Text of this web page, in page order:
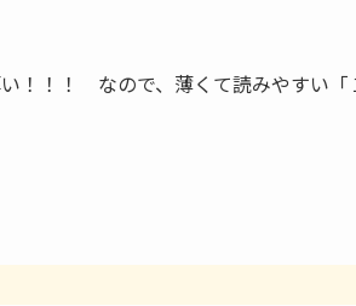
！！！ なので、薄くて読みやすい